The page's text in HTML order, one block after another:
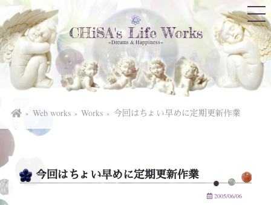
CHiSA's Life Works
~Dreams & Happiness~
Web works Works 今回はちょい早めに定期更新作業
今回はちょい早めに定期更新作業
2005/06/06